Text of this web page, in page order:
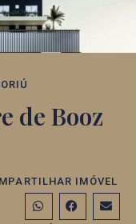
de Booz
IMÓVEL